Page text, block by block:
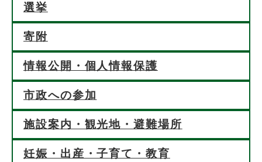
選挙
寄附
情報公開・個人情報保護
市政への参加
施設案内・観光地・避難場所
妊娠・出産・子育て・教育